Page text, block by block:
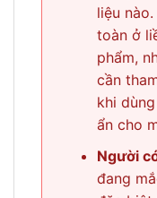
liệu
toàn ở
phẩm,
cần
khi
ẩn cho
Người
đang